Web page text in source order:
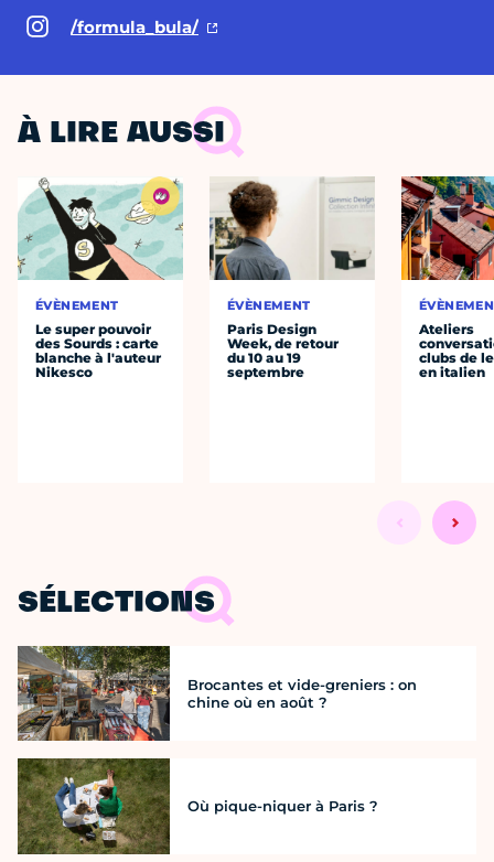
/formula_bula/
À LIRE AUSSI
ÉVÈNEMENT
Le super pouvoir
des Sourds : carte
blanche à l'auteur
Nikesco
ÉVÈNEMENT
Paris Design
Week, de retour
du 10 au 19
septembre
Ateliers
clubs de
en italien
SÉLECTIONS
Brocantes et vide-greniers : on
chine où en août ?
Où pique-niquer à Paris ?